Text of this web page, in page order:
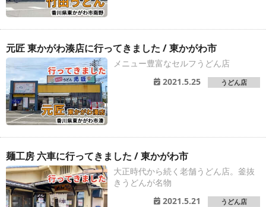
元匠 東かがわ湊店に行ってきました / 東かがわ市
メニュー豊富なセルフうどん店
2021.5.25
うどん店
麺工房 六車に行ってきました / 東かがわ市
大正時代から続く老舗うどん店。釜抜
きうどんが名物
2021.5.21
うどん店